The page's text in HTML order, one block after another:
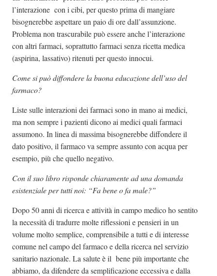
l’interazione con i cibi, per questo prima di mangiare
bisognerebbe aspettare un paio di ore dall’assunzione.
Problema non trascurabile può essere anche l’interazione
con altri farmaci, soprattutto farmaci senza ricetta medica
(aspirina, lassativo) ritenuti per questo innocui.
Come si può diffondere la buona educazione dell’uso del
farmaco?
Liste sulle interazioni dei farmaci sono in mano ai medici,
ma non sempre i pazienti dicono ai medici quali farmaci
assumono. In linea di massima bisognerebbe diffondere il
dato positivo, il farmaco va sempre assunto con acqua per
esempio, più che quello negativo.
Con il suo libro risponde chiaramente ad una domanda
esistenziale per tutti noi: “Fa bene o fa male?”
Dopo 50 anni di ricerca e attività in campo medico ho sentito
la necessità di tradurre molte riflessioni e pensieri in un
volume molto semplice, comprensibile a tutti e di interesse
comune nel campo del farmaco e della ricerca nel servizio
sanitario nazionale. La salute è il bene più importante che
abbiamo, da difendere da semplificazione eccessiva e dalla